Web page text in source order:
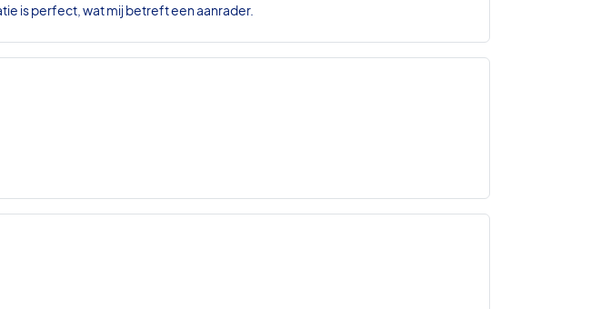
is perfect, wat mij betreft een aanrader.